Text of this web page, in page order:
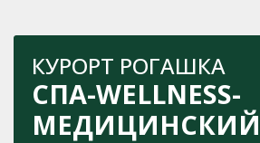
КУРОРТ РОГАШКА
СПА-WELLNESS-
МЕДИЦИНСКИЙ